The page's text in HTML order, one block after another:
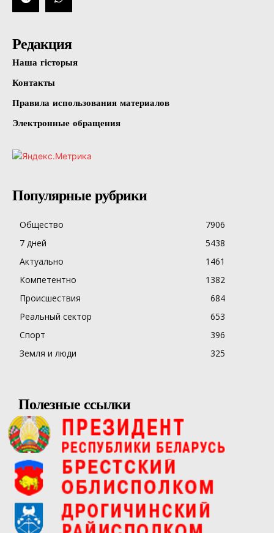
Редакция
Наша гісторыя
Контакты
Правила использования материалов
Электронные обращения
Популярные рубрики
Общество
7906
7 дней
5438
Актуально
1461
Компетентно
1382
Происшествия
684
Реальный сектор
653
Спорт
396
Земля и люди
325
Полезные ссылки